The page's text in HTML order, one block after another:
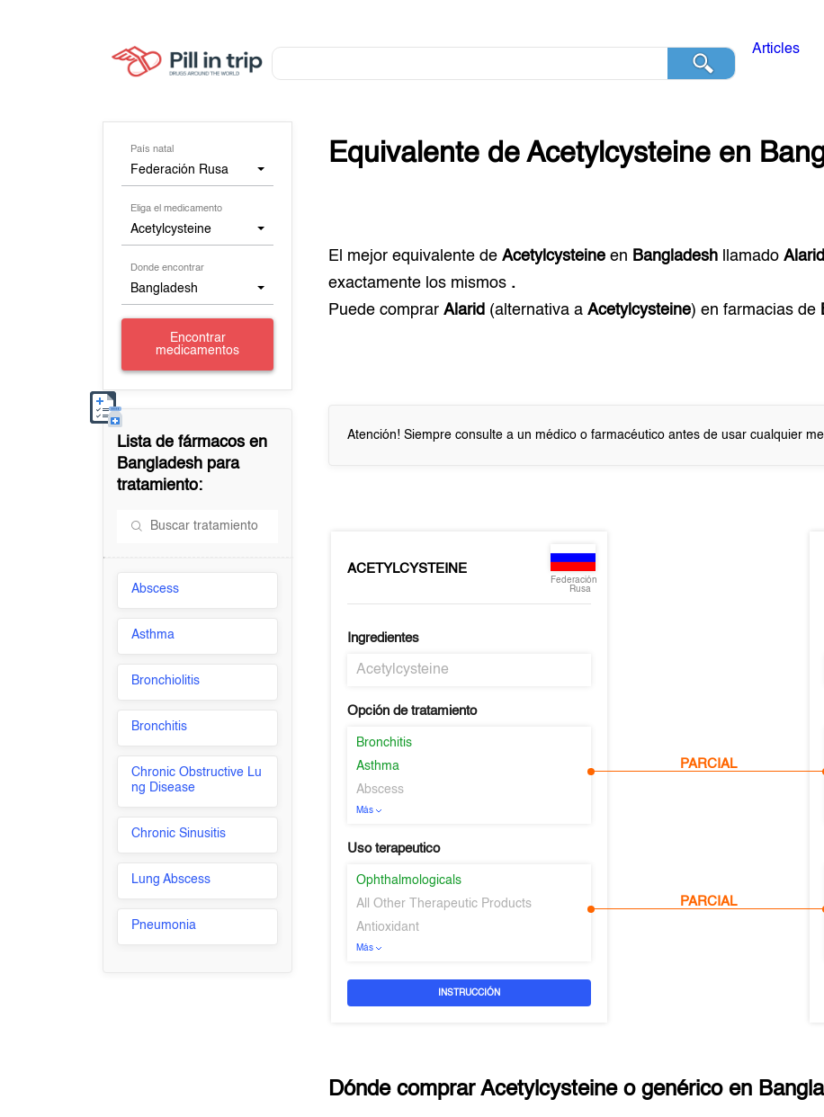
Articles
País natal
Federación Rusa
Eliga el medicamento
Acetylcysteine
Donde encontrar
Bangladesh
Encontrar
medicamentos
Lista de fármacos en
Bangladesh para
tratamiento:
Abscess
Asthma
Bronchiolitis
Bronchitis
Chronic Obstructive Lu
ng Disease
Chronic Sinusitis
Lung Abscess
Pneumonia
Equivalente deAcetylcysteine en
El mejor equivalente deAcetylcysteine en Bangladesh llamadoAlarid
exactamente los mismos .
Puede comprarAlarid (alternativa aAcetylcysteine) en farmacias de
Atención! Siempre consulte a un médico o farmacéutico antes de usar cualquier
ACETYLCYSTEINE
Federación
Rusa
Ingredientes
Acetylcysteine
Opción de tratamiento
Bronchitis
Asthma
Abscess
Más
Uso terapeutico
Ophthalmologicals
All Other Therapeutic Products
Antioxidant
Más
INSTRUCCIÓN
PARCIAL
PARCIAL
Dónde comprarAcetylcysteineo genérico en